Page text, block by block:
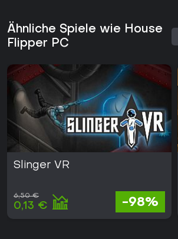
Ähnliche Spiele wie House
Flipper PC
Slinger VR
6,50 €
0,13 € -98%